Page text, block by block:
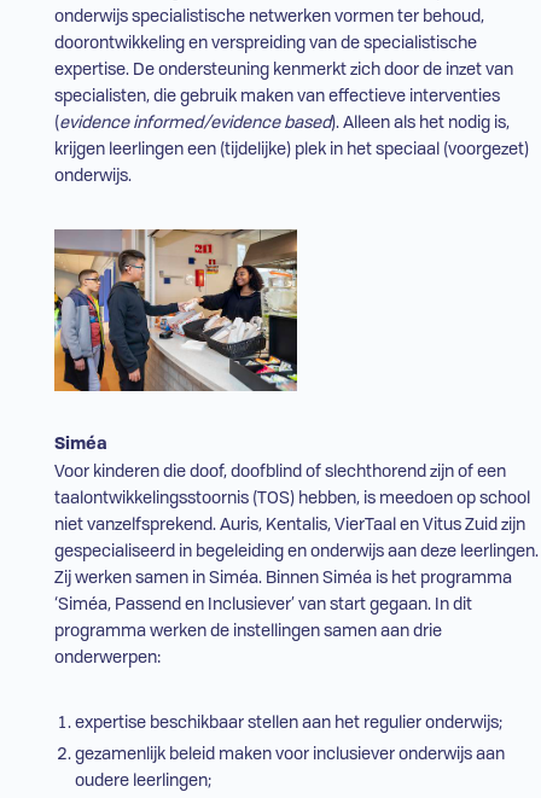
onderwijs specialistische netwerken vormen ter behoud,
doorontwikkeling en verspreiding van de specialistische
expertise. De ondersteuning kenmerkt zich door de inzet van
specialisten, die gebruik maken van effectieve interventies
(evidence informed/evidence based). Alleen als het nodig is,
krijgen leerlingen een (tijdelijke) plek in het speciaal (voorgezet)
onderwijs.
Siméa
Voor kinderen die doof, doofblind of slechthorend zijn of een
taalontwikkelingsstoornis (TOS) hebben, is meedoen op school
niet vanzelfsprekend. Auris, Kentalis, VierTaal en Vitus Zuid zijn
gespecialiseerd in begeleiding en onderwijs aan deze leerlingen.
Zij werken samen in Siméa. Binnen Siméais het programma
‘Siméa, Passend en Inclusiever’ van start gegaan. In dit
programma werken de instellingen samen aan drie
onderwerpen:
expertise beschikbaar stellen aan het regulier onderwijs;
gezamenlijk beleid maken voor inclusiever onderwijs aan
oudere leerlingen;